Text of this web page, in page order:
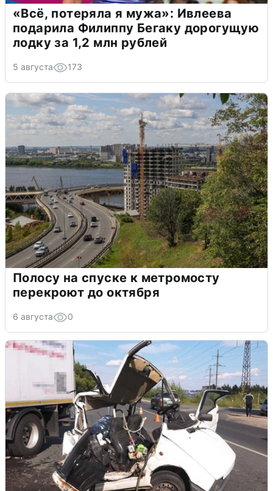
«Всё, потеряла я мужа»: Ивлеева
подарила Филиппу Бегаку дорогущую
лодку за 1,2 млн рублей
5 августа 173
Полосу на спуске к метромосту
перекроют до октября
6 августа 0